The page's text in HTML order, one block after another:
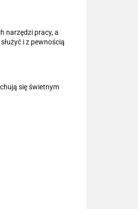
narzędzi pracy, a
i z pewnością
się świetnym